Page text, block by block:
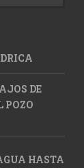
DE
POZO
HASTA